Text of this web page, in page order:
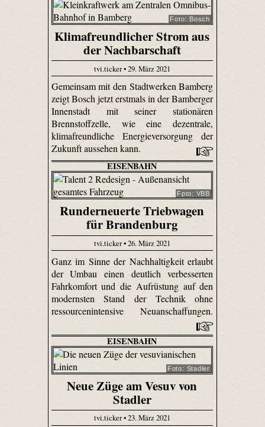
Foto: Bosch
Klimafreundlicher Strom aus
der Nachbarschaft
tvi.ticker • 29. März 2021
Gemeinsam mit den Stadtwerken Bamberg
zeigt Bosch jetzt erstmals in der Bamberger
Innenstadt mit seiner stationären
Brennstoffzelle, wie eine dezentrale,
klimafreundliche Energieversorgung der
Zukunft aussehen kann.
EISENBAHN
Fpto: VBB
Runderneuerte Triebwagen
für Brandenburg
tvi.ticker • 26. März 2021
Ganz im Sinne der Nachhaltigkeit erlaubt
der Umbau einen deutlich verbesserten
Fahrkomfort und die Aufrüstung auf den
modernsten Stand der Technik ohne
ressourcenintensive Neuanschaffungen.
EISENBAHN
Foto: Stadler
Neue Züge am Vesuv von
Stadler
tvi.ticker • 23. März 2021